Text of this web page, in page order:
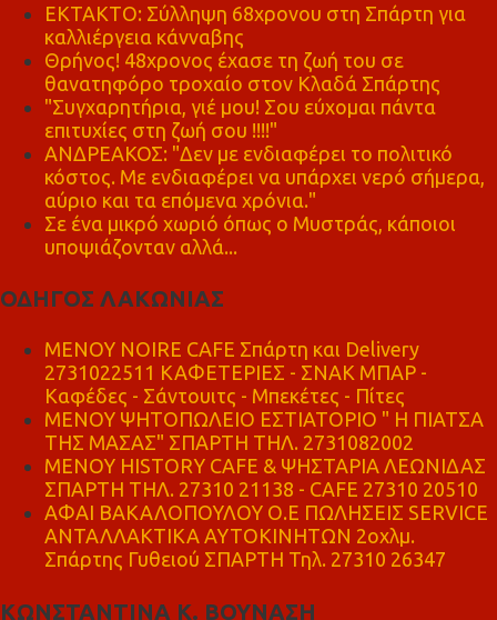
ΕΚΤΑΚΤΟ: Σύλληψη 68χρονου στη Σπάρτη για
καλλιέργεια κάνναβης
Θρήνος! 48χρονος έχασε τη ζωή του σε
θανατηφόρο τροχαίο στον Κλαδά Σπάρτης
"Συγχαρητήρια, γιέ μου! Σου εύχομαι πάντα
επιτυχίες στη ζωή σου !!!!"
ΑΝΔΡΕΑΚΟΣ: "Δεν με ενδιαφέρει το πολιτικό
κόστος. Με ενδιαφέρει να υπάρχει νερό σήμερα,
αύριο και τα επόμενα χρόνια."
Σε ένα μικρό χωριό όπως ο Μυστράς, κάποιοι
υποψιάζονταν αλλά...
ΟΔΗΓΟΣ ΛΑΚΩΝΙΑΣ
MENOY NOIRE CAFE Σπάρτη και Delivery
2731022511 ΚΑΦΕΤΕΡΙΕΣ - ΣΝΑΚ ΜΠΑΡ -
Καφέδες - Σάντουιτς - Μπεκέτες - Πίτες
ΜΕΝΟΥ ΨΗΤΟΠΩΛΕΙΟ ΕΣΤΙΑΤΟΡΙΟ " Η ΠΙΑΤΣΑ
ΤΗΣ ΜΑΣΑΣ" ΣΠΑΡΤΗ ΤΗΛ. 2731082002
ΜΕΝΟΥ HISTORY CAFE & ΨΗΣΤΑΡΙΑ ΛΕΩΝΙΔΑΣ
ΣΠΑΡΤΗ ΤΗΛ. 27310 21138 - CAFE 27310 20510
ΑΦΑΙ ΒΑΚΑΛΟΠΟΥΛΟΥ Ο.Ε ΠΩΛΗΣΕΙΣ SERVICE
ΑΝΤΑΛΛΑΚΤΙΚΑ ΑΥΤΟΚΙΝΗΤΩΝ 2οχλμ.
Σπάρτης Γυθειού ΣΠΑΡΤΗ Τηλ. 27310 26347
ΚΩΝΣΤΑΝΤΙΝΑ Κ. ΒΟΥΝΑΣΗ